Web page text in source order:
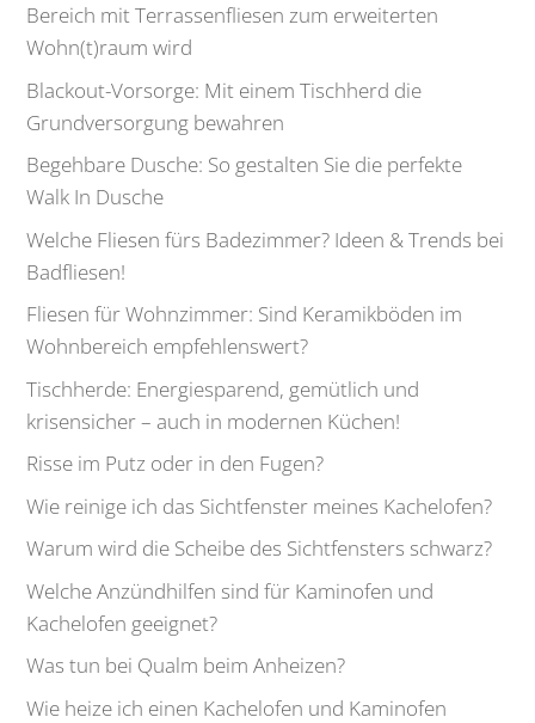
Bereich mit Terrassenfliesen zum erweiterten
Wohn(t)raum wird
Blackout-Vorsorge: Mit einem Tischherd die
Grundversorgung bewahren
Begehbare Dusche: So gestalten Sie die perfekte
Walk In Dusche
Welche Fliesen fürs Badezimmer? Ideen & Trends bei
Badfliesen!
Fliesen für Wohnzimmer: Sind Keramikböden im
Wohnbereich empfehlenswert?
Tischherde: Energiesparend, gemütlich und
krisensicher – auch in modernen Küchen!
Risse im Putz oder in den Fugen?
Wie reinige ich das Sichtfenster meines Kachelofen?
Warum wird die Scheibe des Sichtfensters schwarz?
Welche Anzündhilfen sind für Kaminofen und
Kachelofen geeignet?
Was tun bei Qualm beim Anheizen?
Wie heize ich einen Kachelofen und Kaminofen